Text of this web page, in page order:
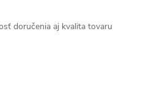
doručenia aj kvalita tovaru